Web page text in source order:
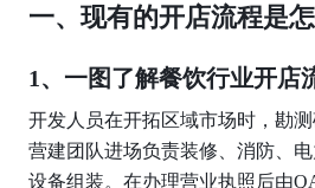
一、现有的开店流程是
1、一图了解餐饮行业开店
开发人员在开拓区域市场时，勘
营建团队进场负责装修、消防、
设备组装。在办理营业执照后由